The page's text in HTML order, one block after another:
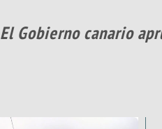
El Gobierno canario